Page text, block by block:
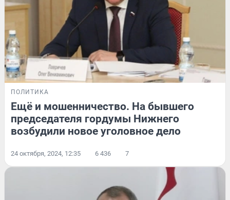
ПОЛИТИКА
Ещё и мошенничество. На бывшего
председателя гордумы Нижнего
возбудили новое уголовное дело
24 октября, 2024, 12:35 6 436 7